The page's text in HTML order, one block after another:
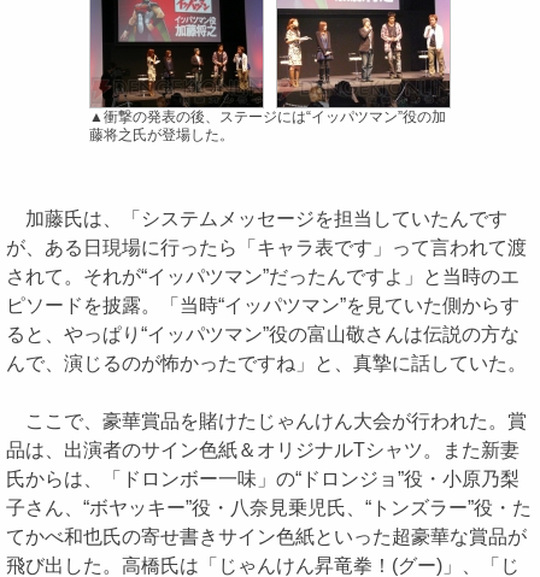
▲衝撃の発表の後、ステージには“イッパツマン”役の加
藤将之氏が登場した。
加藤氏は、「システムメッセージを担当していたんです
が、ある日現場に行ったら「キャラ表です」って言われて渡
されて。それが“イッパツマン”だったんですよ」と当時のエ
ピソードを披露。「当時“イッパツマン”を見ていた側からす
ると、やっぱり“イッパツマン”役の富山敬さんは伝説の方な
んで、演じるのが怖かったですね」と、真摯に話していた。
ここで、豪華賞品を賭けたじゃんけん大会が行われた。賞
品は、出演者のサイン色紙＆オリジナルTシャツ。また新妻
氏からは、「ドロンボー一味」の“ドロンジョ”役・小原乃梨
子さん、“ボヤッキー”役・八奈見乗児氏、“トンズラー”役・た
てかべ和也氏の寄せ書きサイン色紙といった超豪華な賞品が
飛び出した。高橋氏は「じゃんけん昇竜拳！(グー)」、「じ